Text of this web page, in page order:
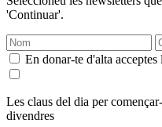
'Continuar'.
En donar-te d'alta acceptes
Les claus del dia per
divendres